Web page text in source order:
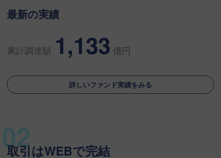
最新の実績
累計調達額 1,133 億円
詳しいファンド実績をみる
取引はWEBで完結